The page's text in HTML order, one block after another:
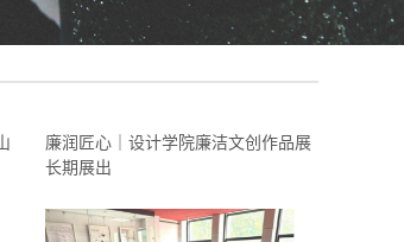
廉润匠心｜设计学院廉洁文创作品展
长期展出